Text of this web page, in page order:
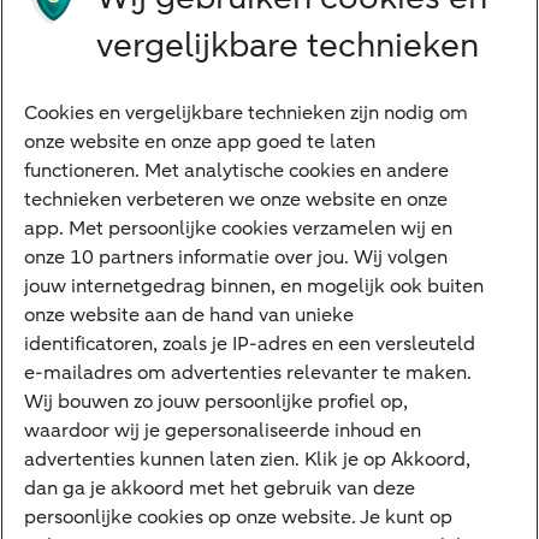
Diensten
VraagHugo
Corporate Finance
Tikkie zakelijk
Cyber Veilig & Zeker
Private Banking
Interessant
Sectoren & trends
Ondernemersverhalen
Valutacentrum
vergelijkbare technieken
Cookies en vergelijkbare technieken zijn nodig om
onze website en onze app goed te laten
functioneren. Met analytische cookies en andere
technieken verbeteren we onze website en onze
app. Met persoonlijke cookies verzamelen wij en
onze 10 partners informatie over jou. Wij volgen
jouw internetgedrag binnen, en mogelijk ook buiten
onze website aan de hand van unieke
identificatoren, zoals je IP-adres en een versleuteld
e-mailadres om advertenties relevanter te maken.
Wij bouwen zo jouw persoonlijke profiel op,
waardoor wij je gepersonaliseerde inhoud en
advertenties kunnen laten zien. Klik je op Akkoord,
dan ga je akkoord met het gebruik van deze
persoonlijke cookies op onze website. Je kunt op